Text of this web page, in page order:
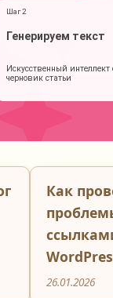
Как
26.01.2026